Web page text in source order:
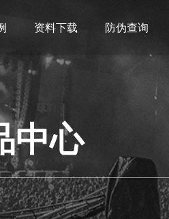
资料下载 防伪查询
中心